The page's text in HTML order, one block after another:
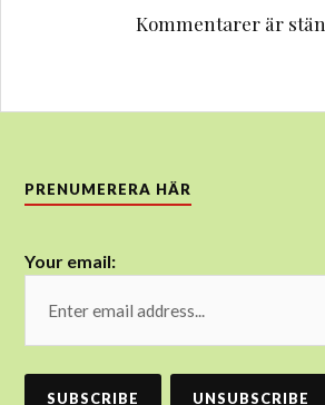
Kommentarer är
PRENUMERERA HÄR
Your email: